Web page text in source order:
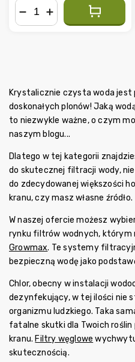
Krystalicznie czysta woda jest
doskonałych plonów! Jaką
to niezwykle ważne, o czym
naszym blogu...
Dlatego w tej kategorii
do skutecznej filtracji wody,
do zdecydowanej większości
kranu, czy masz własne źródło.
W naszej ofercie możesz
rynku filtrów wodnych, którym
Growmax. Te systemy
bezpieczną wodę jako
Chlor, obecny w instalacji
dezynfekujący, w tej ilości nie
organizmu ludzkiego. Taka
fatalne skutki dla Twoich
kranu. Filtry węglowe
skutecznością.